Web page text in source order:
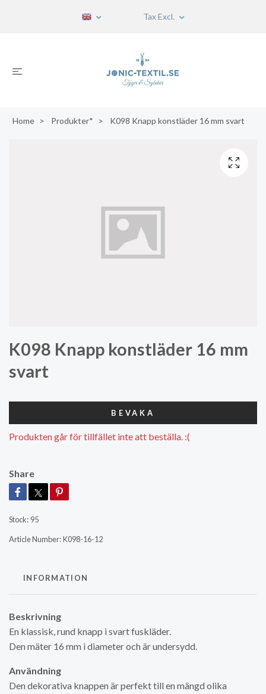
Tax Excl.
Home Produkter* K098 Knapp konstläder 16 mm svart
K098 Knapp konstläder 16 mm
svart
BEVAKA
Produkten går för tillfället inte att beställa. :(
Share
Stock: 95
Article Number:K098-16-12
INFORMATION
Beskrivning
En klassisk, rund knapp i svart fuskläder.
Den mäter 16 mm i diameter och är undersydd.
Användning
Den dekorativa knappen är perfekt till en mängd olika